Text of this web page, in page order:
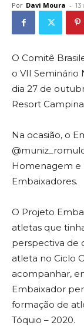
Por Davi Moura - 13
O Comitê
o VII Seminário
dia 27 de
Resort
Na ocasião, o
Homenagem e
Embaixadores.
O Projeto
atletas que
perspectiva de
atleta no Ciclo
acompanhar,
Embaixador
formação de
Tóquio – 2020.